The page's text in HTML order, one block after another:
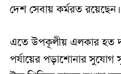
দেশ সেবায় কর্মরত রয়েছেন।
এতে উপকূলীয় এলকার হত
পর্যায়ের পড়াশোনার সুযোগ